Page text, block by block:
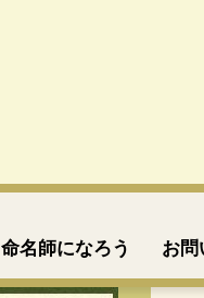
命名師になろう お